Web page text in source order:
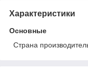
Характеристики
Основные
Страна